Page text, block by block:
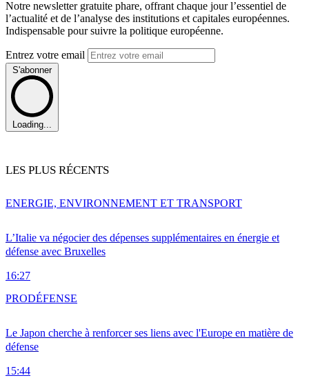
Notre newsletter gratuite phare, offrant chaque jour l’essentiel de
l’actualité et de l’analyse des institutions et capitales européennes.
Indispensable pour suivre la politique européenne.
Entrez votre email
S'abonner
Loading...
LES PLUS RÉCENTS
L’Italie va négocier des dépenses supplémentaires en énergie et
défense avec Bruxelles
16:27
ENERGIE, ENVIRONNEMENT ET TRANSPORT
Le Japon cherche à renforcer ses liens avec l'Europe en matière de
défense
15:44
PRODÉFENSE